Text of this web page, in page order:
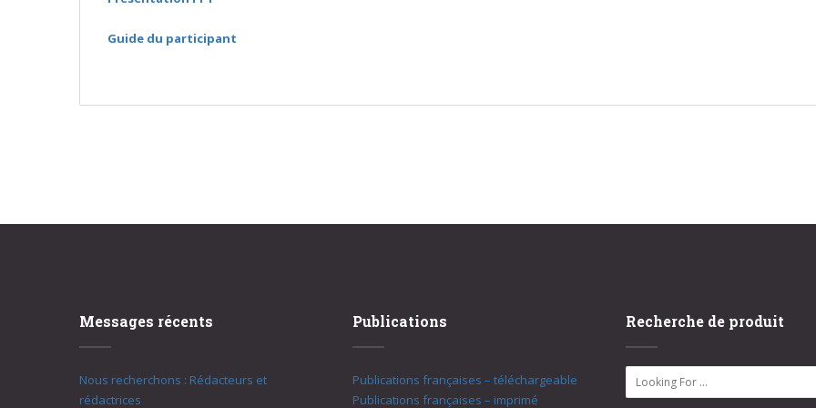
Guide du participant
Messages récents
Nous recherchons : Rédacteurs et
rédactrices
Publications
Publications françaises – téléchargeable
Publications françaises – imprimé
Recherche de produit